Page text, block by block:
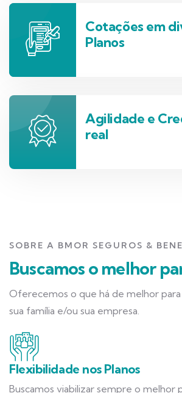
Cotações em
Planos
Agilidade e
real
SOBRE A BMOR SEGUROS &
Buscamos o melhor
Oferecemos o que há de melhor
sua família e/ou sua empresa.
Flexibilidade nos Planos
Buscamos viabilizar sempre o melhor